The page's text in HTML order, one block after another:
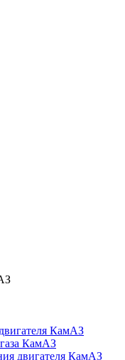
КамАЗ
КамАЗ
двигателя КамАЗ